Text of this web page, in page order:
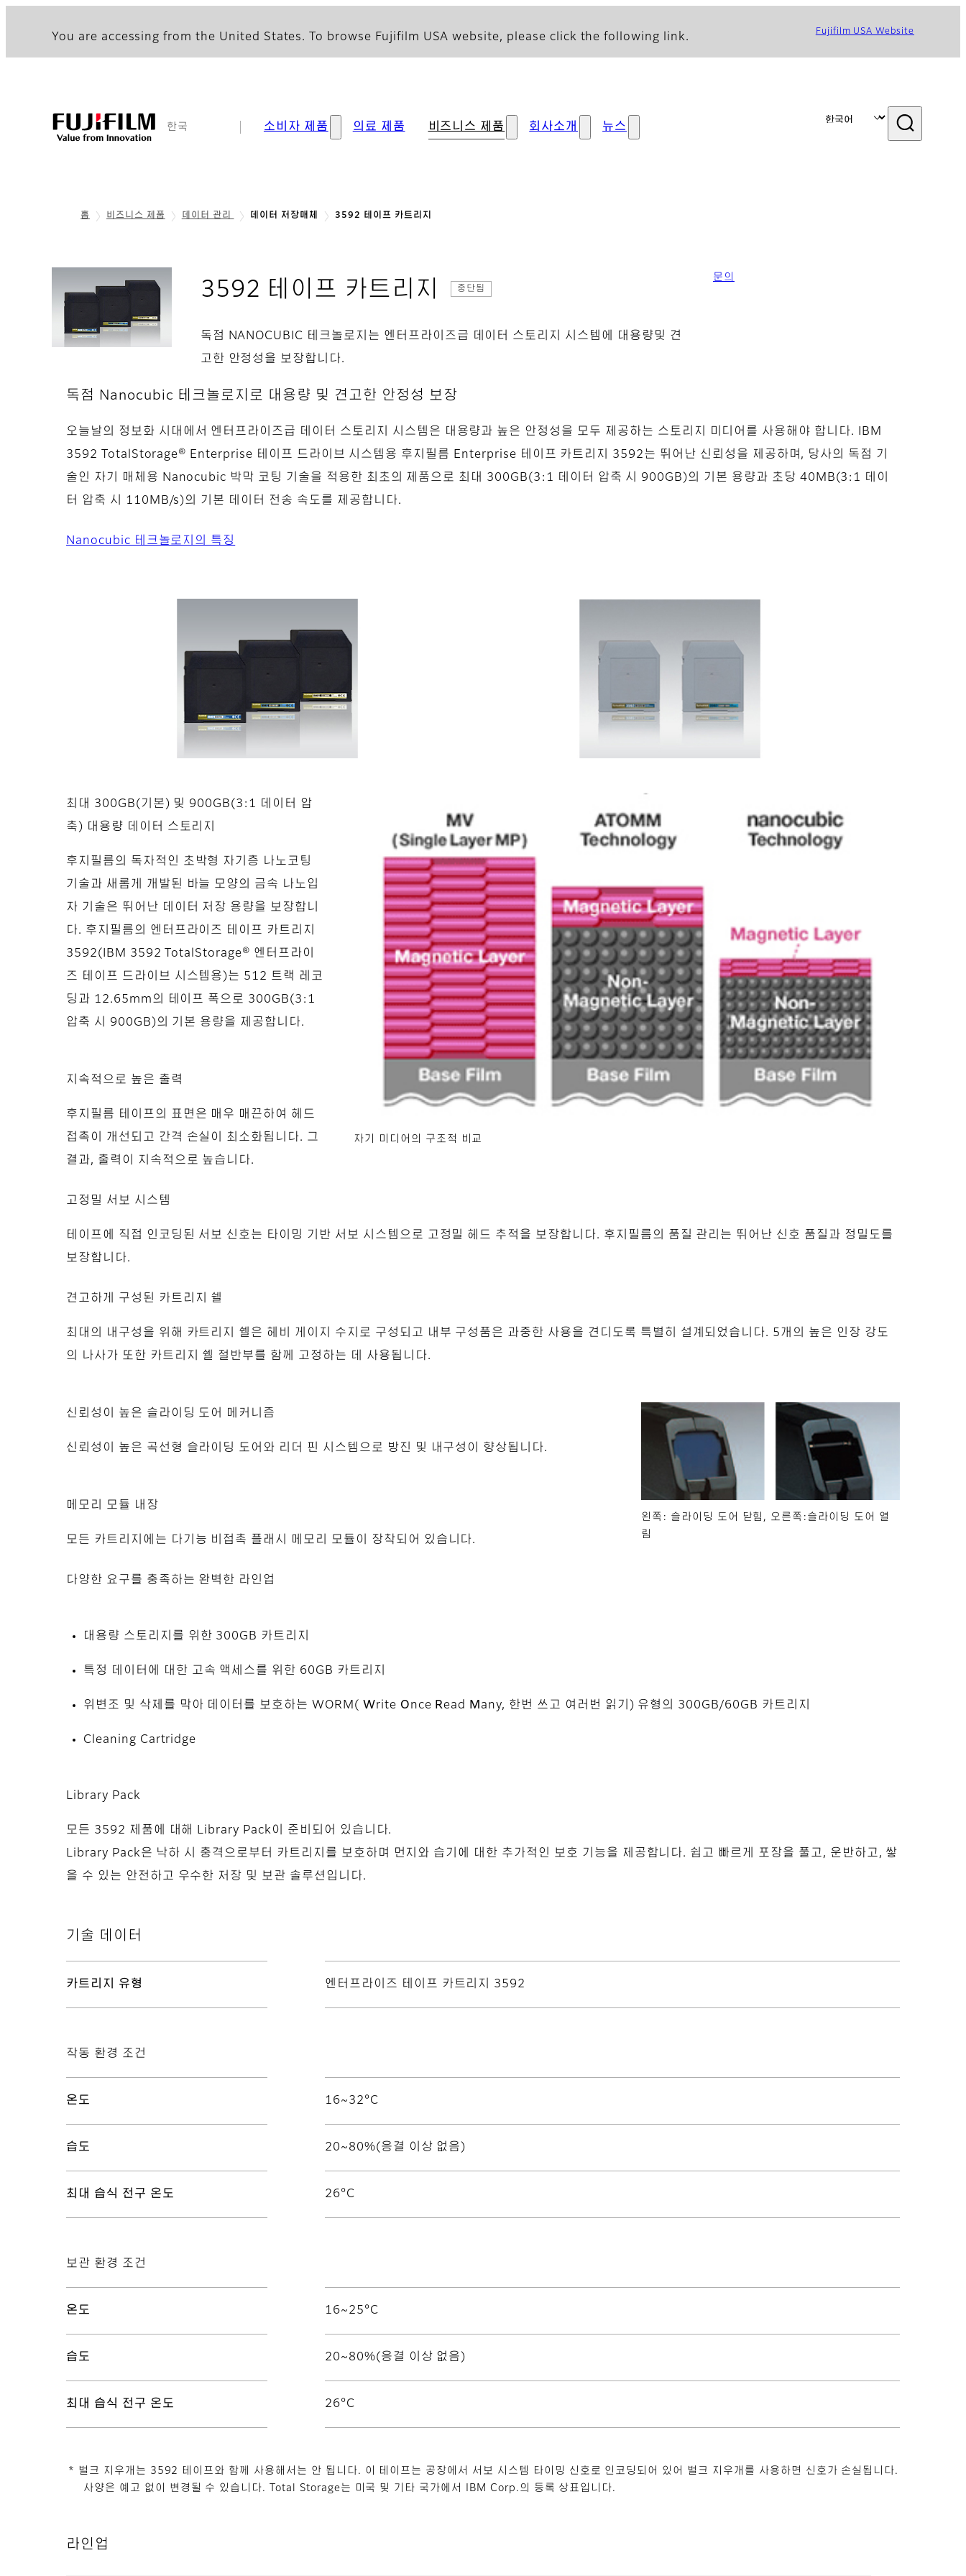
You are accessing from the United States. To browse Fujifilm USA website, please click the following link. Fujifilm USA Website
한국 소비자 제품 의료 제품 비즈니스 제품 회사소개 뉴스
홈 비즈니스 제품 데이터 관리 데이터 저장매체 3592 테이프 카트리지
3592 테이프 카트리지 중단됨
독점 NANOCUBIC 테크놀로지는 엔터프라이즈급 데이터 스토리지 시스템에 대용량및 견
고한 안정성을 보장합니다.
문의
독점 Nanocubic 테크놀로지로 대용량 및 견고한 안정성 보장
오늘날의 정보화 시대에서 엔터프라이즈급 데이터 스토리지 시스템은 대용량과 높은 안정성을 모두 제공하는 스토리지 미디어를 사용해야 합니다. IBM
3592 TotalStorage® Enterprise 테이프 드라이브 시스템용 후지필름 Enterprise 테이프 카트리지 3592는 뛰어난 신뢰성을 제공하며, 당사의 독점 기
술인 자기 매체용 Nanocubic 박막 코팅 기술을 적용한 최초의 제품으로 최대 300GB(3:1 데이터 압축 시 900GB)의 기본 용량과 초당 40MB(3:1 데이
터 압축 시 110MB/s)의 기본 데이터 전송 속도를 제공합니다.
Nanocubic 테크놀로지의 특징
자기 미디어의 구조적 비교
최대 300GB(기본) 및 900GB(3:1 데이터 압
축) 대용량 데이터 스토리지
후지필름의 독자적인 초박형 자기층 나노코팅
기술과 새롭게 개발된 바늘 모양의 금속 나노입
자 기술은 뛰어난 데이터 저장 용량을 보장합니
다. 후지필름의 엔터프라이즈 테이프 카트리지
3592(IBM 3592 TotalStorage® 엔터프라이
즈 테이프 드라이브 시스템용)는 512 트랙 레코
딩과 12.65mm의 테이프 폭으로 300GB(3:1
압축 시 900GB)의 기본 용량을 제공합니다.
지속적으로 높은 출력
후지필름 테이프의 표면은 매우 매끈하여 헤드
접촉이 개선되고 간격 손실이 최소화됩니다. 그
결과, 출력이 지속적으로 높습니다.
고정밀 서보 시스템
테이프에 직접 인코딩된 서보 신호는 타이밍 기반 서보 시스템으로 고정밀 헤드 추적을 보장합니다. 후지필름의 품질 관리는 뛰어난 신호 품질과 정밀도를
보장합니다.
견고하게 구성된 카트리지 쉘
최대의 내구성을 위해 카트리지 쉘은 헤비 게이지 수지로 구성되고 내부 구성품은 과중한 사용을 견디도록 특별히 설계되었습니다. 5개의 높은 인장 강도
의 나사가 또한 카트리지 쉘 절반부를 함께 고정하는 데 사용됩니다.
왼쪽: 슬라이딩 도어 닫힘, 오른쪽:슬라이딩 도어 열
림
신뢰성이 높은 슬라이딩 도어 메커니즘
신뢰성이 높은 곡선형 슬라이딩 도어와 리더 핀 시스템으로 방진 및 내구성이 향상됩니다.
메모리 모듈 내장
모든 카트리지에는 다기능 비접촉 플래시 메모리 모듈이 장착되어 있습니다.
다양한 요구를 충족하는 완벽한 라인업
대용량 스토리지를 위한 300GB 카트리지
특정 데이터에 대한 고속 액세스를 위한 60GB 카트리지
위변조 및 삭제를 막아 데이터를 보호하는 WORM( Write Once Read M any, 한번 쓰고 여러번 읽기) 유형의 300GB/60GB 카트리지
Cleaning Cartridge
Library Pack
모든 3592 제품에 대해 Library Pack이 준비되어 있습니다.
Library Pack은 낙하 시 충격으로부터 카트리지를 보호하며 먼지와 습기에 대한 추가적인 보호 기능을 제공합니다. 쉽고 빠르게 포장을 풀고, 운반하고, 쌓
을 수 있는 안전하고 우수한 저장 및 보관 솔루션입니다.
기술 데이터
카트리지 유형 엔터프라이즈 테이프 카트리지 3592
작동 환경 조건
온도 16~32°C
습도 20~80%(응결 이상 없음)
최대 습식 전구 온도 26°C
보관 환경 조건
온도 16~25°C
습도 20~80%(응결 이상 없음)
최대 습식 전구 온도 26°C
* 벌크 지우개는 3592 테이프와 함께 사용해서는 안 됩니다. 이 테이프는 공장에서 서보 시스템 타이밍 신호로 인코딩되어 있어 벌크 지우개를 사용하면 신호가 손실됩니다.
사양은 예고 없이 변경될 수 있습니다. Total Storage는 미국 및 기타 국가에서 IBM Corp.의 등록 상표입니다.
라인업